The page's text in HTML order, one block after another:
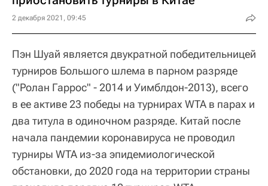
2 декабря 2021, 09:45
Пэн Шуай является двукратной победительницей
турниров Большого шлема в парном разряде
("Ролан Гаррос" - 2014 и Уимблдон-2013), всего
в ее активе 23 победы на турнирах WTA в парах и
два титула в одиночном разряде. Китай после
начала пандемии коронавируса не проводил
турниры WTA из-за эпидемиологической
обстановки, до 2020 года на территории страны